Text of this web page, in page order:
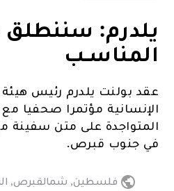
يلدرم: سننطلق
المناسـب
عقد بولنت يلدرم رئيس هيئة
الإنسانية مؤتمرا صحفيا
المتواجدة على متن سفينة
في جنوب قبرص.
فلسطين, شمالقبرص,